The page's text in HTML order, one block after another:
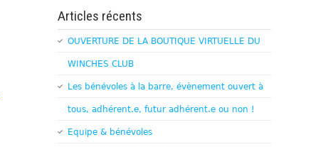
Articles récents
OUVERTURE DE LA BOUTIQUE VIRTUELLE DU
WINCHES CLUB
Les bénévoles à la barre, évènement ouvert à
tous, adhérent.e, futur adhérent.e ou non !
Equipe & bénévoles